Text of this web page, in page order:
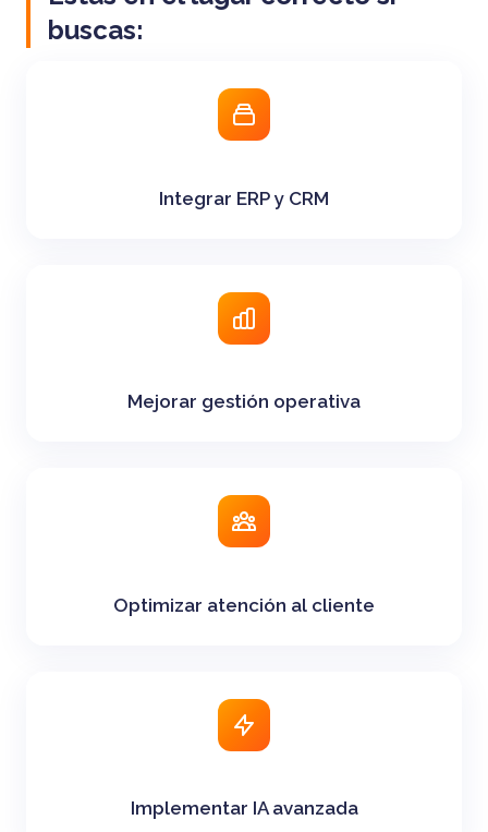
buscas:
Integrar ERP y CRM
Mejorar gestión operativa
Optimizar atención al cliente
Implementar IA avanzada